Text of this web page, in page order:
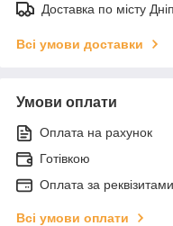
Доставка по місту
Всі умови доставки
Умови оплати
Оплата на рахунок
Готівкою
Оплата за реквізитами
Всі умови оплати